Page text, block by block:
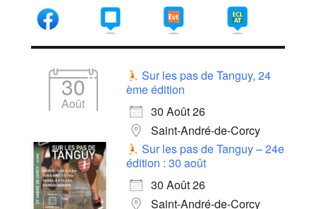
30
Août
Sur les pas de Tanguy, 24
ème édition
30 Août 26
Saint-André-de-Corcy
Sur les pas de Tanguy – 24e
édition : 30 août
30 Août 26
Saint-André-de-Corcy